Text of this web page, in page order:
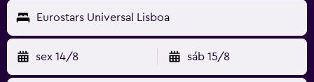
Eurostars Universal Lisboa
sex 14/8 sáb 15/8